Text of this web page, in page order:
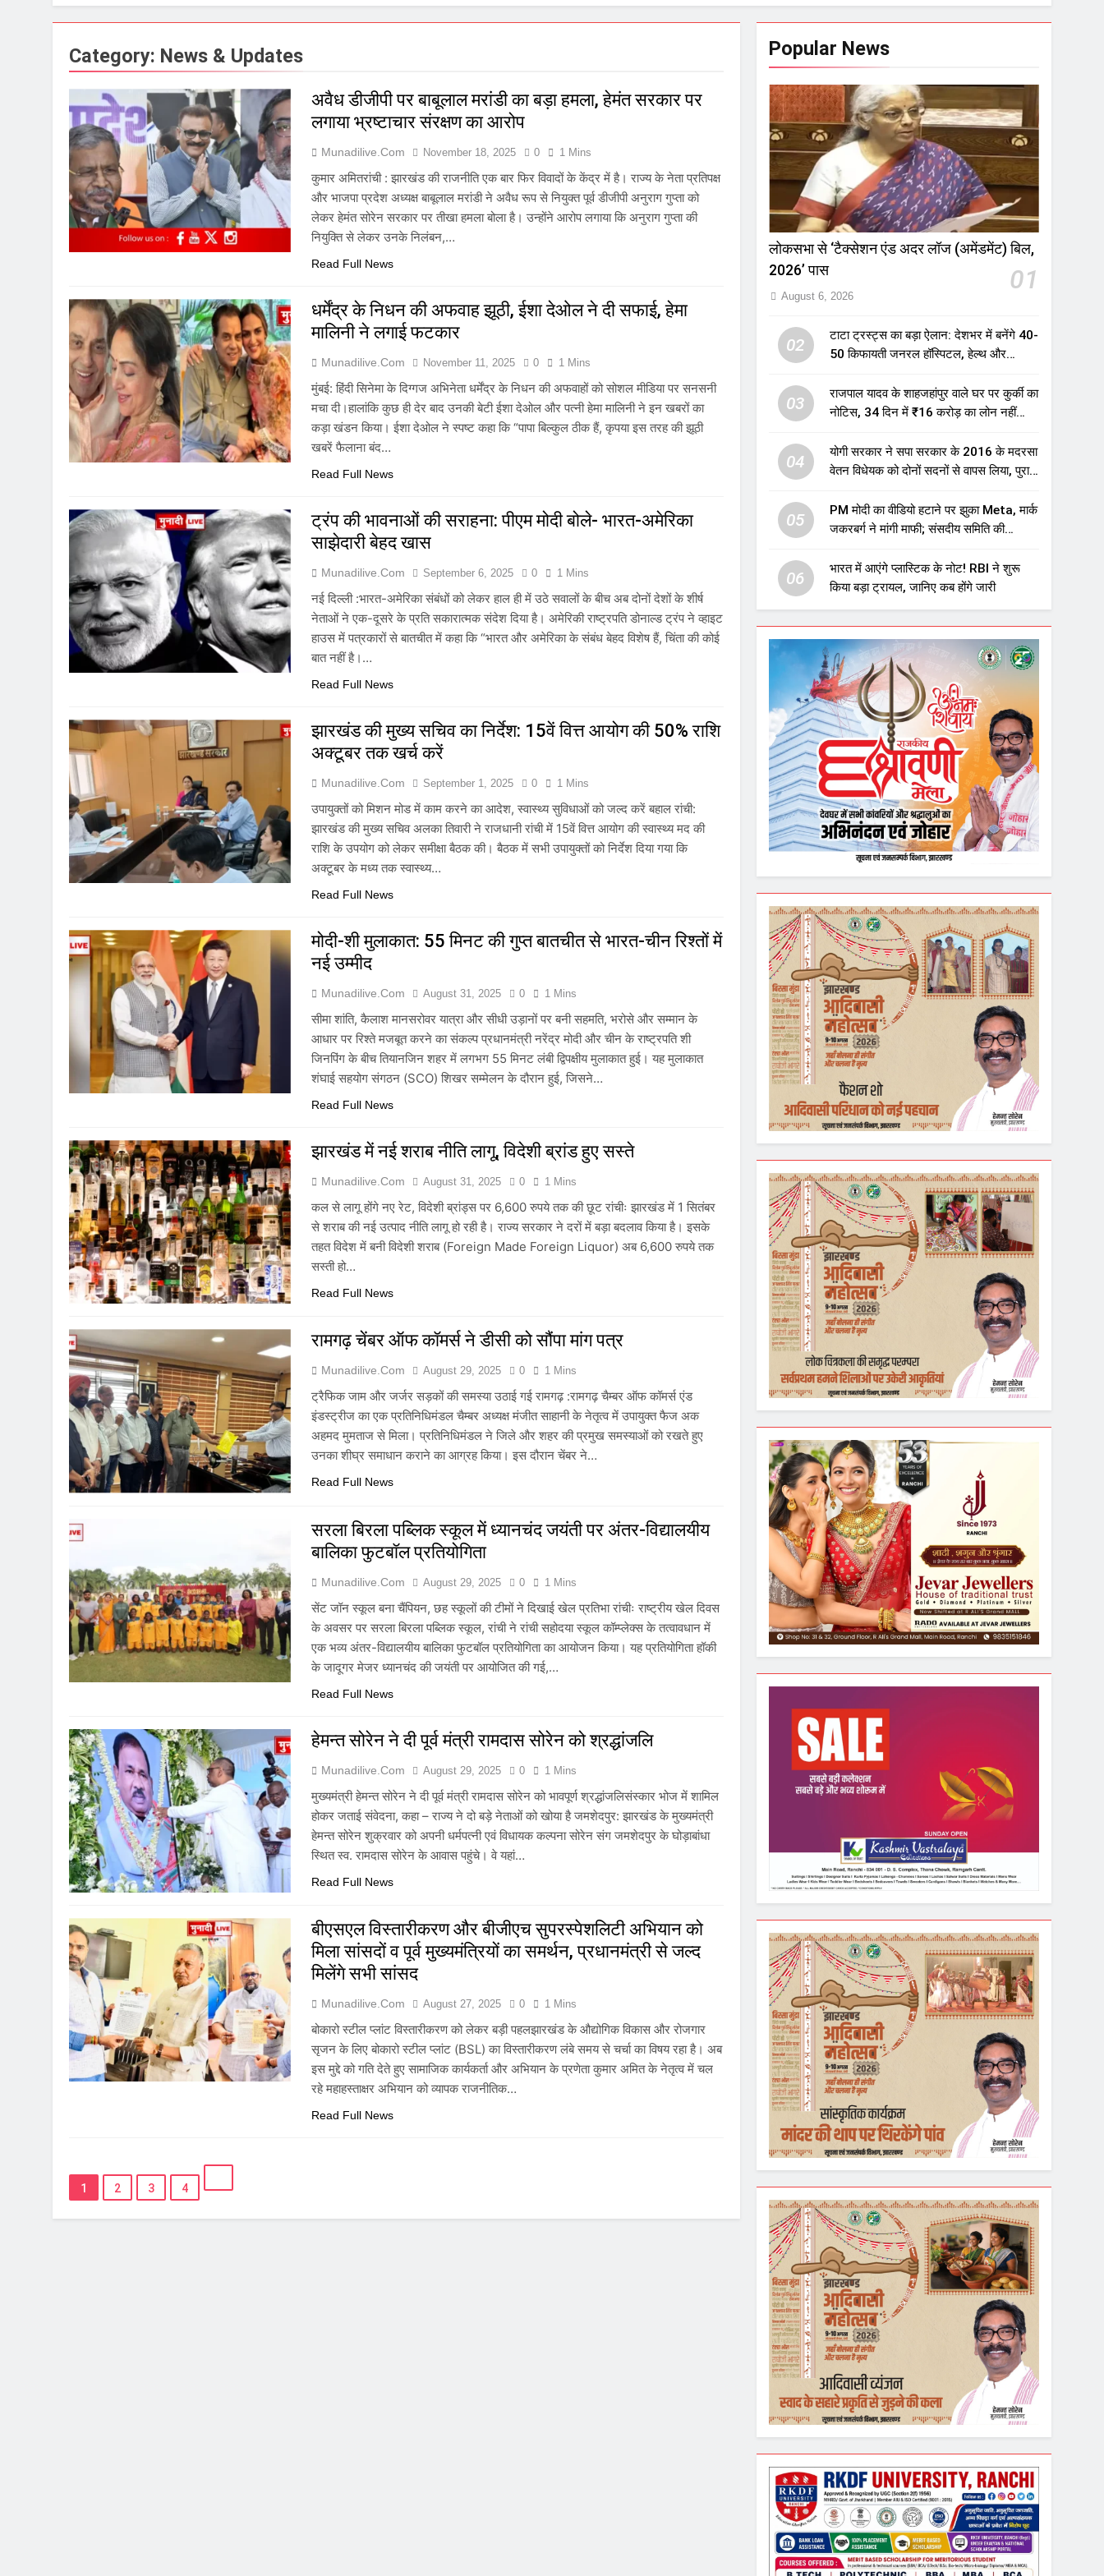
Category: News & Updates
अवैध डीजीपी पर बाबूलाल मरांडी का बड़ा हमला, हेमंत सरकार पर
लगाया भ्रष्टाचार संरक्षण का आरोप
Munadilive.com November 18, 2025 0 1 Mins
कुमार अमितरांची : झारखंड की राजनीति एक बार फिर विवादों के केंद्र में है। राज्य के नेता प्रतिपक्ष
और भाजपा प्रदेश अध्यक्ष बाबूलाल मरांडी ने अवैध रूप से नियुक्त पूर्व डीजीपी अनुराग गुप्ता को
लेकर हेमंत सोरेन सरकार पर तीखा हमला बोला है। उन्होंने आरोप लगाया कि अनुराग गुप्ता की
नियुक्ति से लेकर उनके निलंबन,…
Read Full News
धर्मेंद्र के निधन की अफवाह झूठी, ईशा देओल ने दी सफाई, हेमा
मालिनी ने लगाई फटकार
Munadilive.com November 11, 2025 0 1 Mins
मुंबई: हिंदी सिनेमा के दिग्गज अभिनेता धर्मेंद्र के निधन की अफवाहों को सोशल मीडिया पर सनसनी
मचा दी।हालांकि कुछ ही देर बाद उनकी बेटी ईशा देओल और पत्नी हेमा मालिनी ने इन खबरों का
कड़ा खंडन किया। ईशा देओल ने स्पष्ट कहा कि “पापा बिल्कुल ठीक हैं, कृपया इस तरह की झूठी
खबरें फैलाना बंद…
Read Full News
ट्रंप की भावनाओं की सराहना: पीएम मोदी बोले- भारत-अमेरिका
साझेदारी बेहद खास
Munadilive.com September 6, 2025 0 1 Mins
नई दिल्ली :भारत-अमेरिका संबंधों को लेकर हाल ही में उठे सवालों के बीच अब दोनों देशों के शीर्ष
नेताओं ने एक-दूसरे के प्रति सकारात्मक संदेश दिया है। अमेरिकी राष्ट्रपति डोनाल्ड ट्रंप ने व्हाइट
हाउस में पत्रकारों से बातचीत में कहा कि “भारत और अमेरिका के संबंध बेहद विशेष हैं, चिंता की कोई
बात नहीं है।…
Read Full News
झारखंड की मुख्य सचिव का निर्देश: 15वें वित्त आयोग की 50% राशि
अक्टूबर तक खर्च करें
Munadilive.com September 1, 2025 0 1 Mins
उपायुक्तों को मिशन मोड में काम करने का आदेश, स्वास्थ्य सुविधाओं को जल्द करें बहाल रांची:
झारखंड की मुख्य सचिव अलका तिवारी ने राजधानी रांची में 15वें वित्त आयोग की स्वास्थ्य मद की
राशि के उपयोग को लेकर समीक्षा बैठक की। बैठक में सभी उपायुक्तों को निर्देश दिया गया कि
अक्टूबर के मध्य तक स्वास्थ्य…
Read Full News
मोदी-शी मुलाकात: 55 मिनट की गुप्त बातचीत से भारत-चीन रिश्तों में
नई उम्मीद
Munadilive.com August 31, 2025 0 1 Mins
सीमा शांति, कैलाश मानसरोवर यात्रा और सीधी उड़ानों पर बनी सहमति, भरोसे और सम्मान के
आधार पर रिश्ते मजबूत करने का संकल्प प्रधानमंत्री नरेंद्र मोदी और चीन के राष्ट्रपति शी
जिनपिंग के बीच तियानजिन शहर में लगभग 55 मिनट लंबी द्विपक्षीय मुलाकात हुई। यह मुलाकात
शंघाई सहयोग संगठन (SCO) शिखर सम्मेलन के दौरान हुई, जिसने…
Read Full News
झारखंड में नई शराब नीति लागू, विदेशी ब्रांड हुए सस्ते
Munadilive.com August 31, 2025 0 1 Mins
कल से लागू होंगे नए रेट, विदेशी ब्रांड्स पर 6,600 रुपये तक की छूट रांचीः झारखंड में 1 सितंबर
से शराब की नई उत्पाद नीति लागू हो रही है। राज्य सरकार ने दरों में बड़ा बदलाव किया है। इसके
तहत विदेश में बनी विदेशी शराब (Foreign Made Foreign Liquor) अब 6,600 रुपये तक
सस्ती हो…
Read Full News
रामगढ़ चेंबर ऑफ कॉमर्स ने डीसी को सौंपा मांग पत्र
Munadilive.com August 29, 2025 0 1 Mins
ट्रैफिक जाम और जर्जर सड़कों की समस्या उठाई गई रामगढ़ :रामगढ़ चैम्बर ऑफ कॉमर्स एंड
इंडस्ट्रीज का एक प्रतिनिधिमंडल चैम्बर अध्यक्ष मंजीत साहानी के नेतृत्व में उपायुक्त फैज अक
अहमद मुमताज से मिला। प्रतिनिधिमंडल ने जिले और शहर की प्रमुख समस्याओं को रखते हुए
उनका शीघ्र समाधान कराने का आग्रह किया। इस दौरान चेंबर ने…
Read Full News
सरला बिरला पब्लिक स्कूल में ध्यानचंद जयंती पर अंतर-विद्यालयीय
बालिका फुटबॉल प्रतियोगिता
Munadilive.com August 29, 2025 0 1 Mins
सेंट जॉन स्कूल बना चैंपियन, छह स्कूलों की टीमों ने दिखाई खेल प्रतिभा रांचीः राष्ट्रीय खेल दिवस
के अवसर पर सरला बिरला पब्लिक स्कूल, रांची ने रांची सहोदया स्कूल कॉम्प्लेक्स के तत्वावधान में
एक भव्य अंतर-विद्यालयीय बालिका फुटबॉल प्रतियोगिता का आयोजन किया। यह प्रतियोगिता हॉकी
के जादूगर मेजर ध्यानचंद की जयंती पर आयोजित की गई,…
Read Full News
हेमन्त सोरेन ने दी पूर्व मंत्री रामदास सोरेन को श्रद्धांजलि
Munadilive.com August 29, 2025 0 1 Mins
मुख्यमंत्री हेमन्त सोरेन ने दी पूर्व मंत्री रामदास सोरेन को भावपूर्ण श्रद्धांजलिसंस्कार भोज में शामिल
होकर जताई संवेदना, कहा – राज्य ने दो बड़े नेताओं को खोया है जमशेदपुर: झारखंड के मुख्यमंत्री
हेमन्त सोरेन शुक्रवार को अपनी धर्मपत्नी एवं विधायक कल्पना सोरेन संग जमशेदपुर के घोड़ाबांधा
स्थित स्व. रामदास सोरेन के आवास पहुंचे। वे यहां…
Read Full News
बीएसएल विस्तारीकरण और बीजीएच सुपरस्पेशलिटी अभियान को
मिला सांसदों व पूर्व मुख्यमंत्रियों का समर्थन, प्रधानमंत्री से जल्द
मिलेंगे सभी सांसद
Munadilive.com August 27, 2025 0 1 Mins
बोकारो स्टील प्लांट विस्तारीकरण को लेकर बड़ी पहलझारखंड के औद्योगिक विकास और रोजगार
सृजन के लिए बोकारो स्टील प्लांट (BSL) का विस्तारीकरण लंबे समय से चर्चा का विषय रहा है। अब
इस मुद्दे को गति देते हुए सामाजिक कार्यकर्ता और अभियान के प्रणेता कुमार अमित के नेतृत्व में चल
रहे महाहस्ताक्षर अभियान को व्यापक राजनीतिक…
Read Full News
1 2 3 4
Popular News
लोकसभा से ‘टैक्सेशन एंड अदर लॉज (अमेंडमेंट) बिल,
2026’ पास
01
August 6, 2026
02
टाटा ट्रस्ट्स का बड़ा ऐलान: देशभर में बनेंगे 40-
50 किफायती जनरल हॉस्पिटल, हेल्थ और
03
राजपाल यादव के शाहजहांपुर वाले घर पर कुर्की का
नोटिस, 34 दिन में ₹16 करोड़ का लोन नहीं
04
योगी सरकार ने सपा सरकार के 2016 के मदरसा
वेतन विधेयक को दोनों सदनों से वापस लिया, पुराने
उठाए सवाल
05
PM मोदी का वीडियो हटाने पर झुका Meta, मार्क
जकरबर्ग ने मांगी माफी; संसदीय समिति की
06
भारत में आएंगे प्लास्टिक के नोट! RBI ने शुरू
किया बड़ा ट्रायल, जानिए कब होंगे जारी